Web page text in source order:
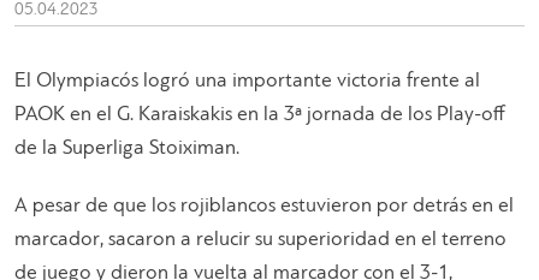
05.04.2023
El Olympiacós logró una importante victoria frente al
PAOK en el G. Karaiskakis en la 3ª jornada de los Play-off
de la Superliga Stoiximan.
A pesar de que los rojiblancos estuvieron por detrás en el
marcador, sacaron a relucir su superioridad en el terreno
de juego y dieron la vuelta al marcador con el 3-1,